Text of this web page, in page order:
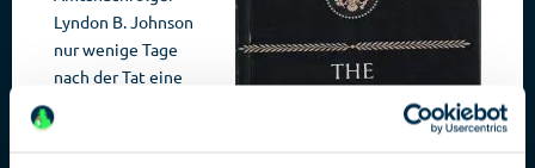
Lyndon B. Johnson
nur wenige Tage
nach der Tat eine